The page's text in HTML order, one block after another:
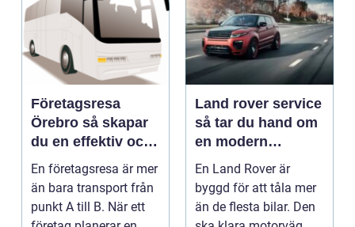
Företagsresa
Örebro så skapar
du en effektiv och
minnesvärd resa
En företagsresa är mer
än bara transport från
punkt A till B. När ett
Land rover service
så tar du hand om
en modern
klassiker
En Land Rover är
byggd för att tåla mer
än de flesta bilar. Den